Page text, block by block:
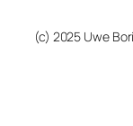
(c) 2025 Uwe